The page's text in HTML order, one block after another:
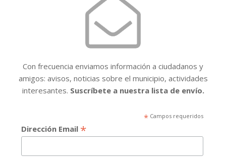
Con frecuencia enviamos información a ciudadanos y
amigos: avisos, noticias sobre el municipio, actividades
interesantes. Suscríbete a nuestra lista de envío.
*Campos requeridos
Dirección Email *